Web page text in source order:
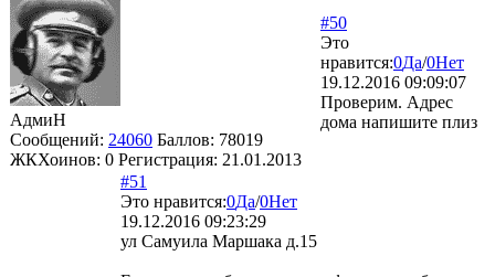
АдмиН
Сообщений: 24060 Баллов: 78019
ЖКХоинов: 0 Регистрация: 21.01.2013
#50
Это
нравится:0Да/0Нет
19.12.2016 09:09:07
Проверим. Адрес
дома напишите плиз
#51
Это нравится:0Да/0Нет
19.12.2016 09:23:29
ул Самуила Маршака д.15